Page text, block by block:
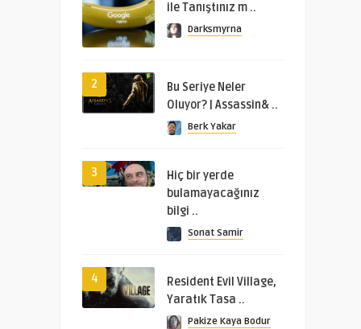
ile Tanıştınız m ..
Darksmyrna
2
Bu Seriye Neler
Oluyor? | Assassin& ..
Berk Yakar
3
Hiç bir yerde
bulamayacağınız
bilgi ..
Sonat Samir
4
Resident Evil Village,
Yaratık Tasa ..
Pakize Kaya Bodur